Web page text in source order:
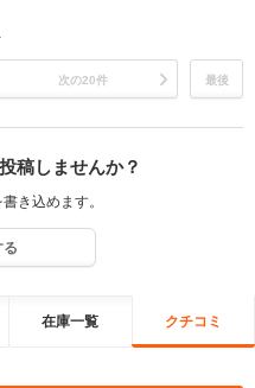
しております。 また何かござ
にありがとうございました。
次の20件 最後
稿しませんか？
き込めます。
る
在庫一覧 クチコミ